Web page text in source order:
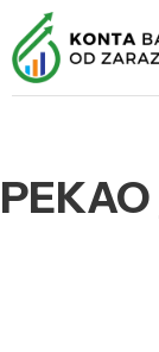
PEKAO